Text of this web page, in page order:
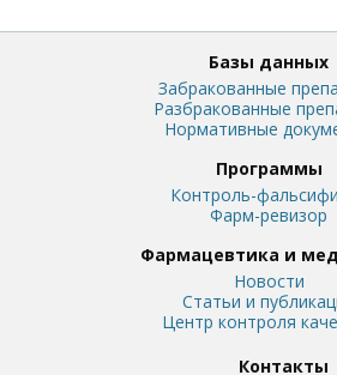
Базы данных
Забракованные
Разбракованные
Нормативные
Программы
Контроль-
Фарм-ревизор
Фармацевтика и
Новости
Статьи и
Центр контроля
Контакты